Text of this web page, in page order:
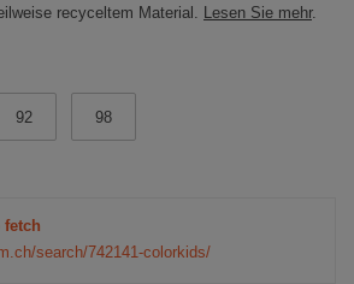
recyceltem Material. Lesen Sie mehr.
92 98
fetch
search/742141-colorkids/